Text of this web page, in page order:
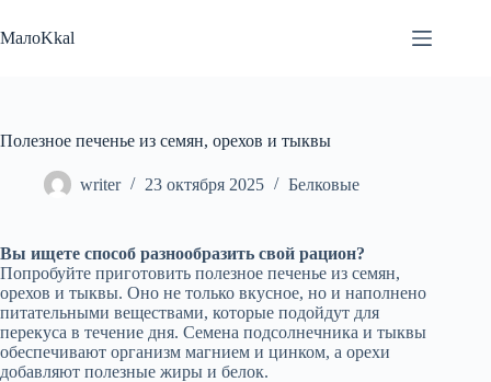
к
сути
МалоKkal
Полезное печенье из семян, орехов и тыквы
writer 23 октября 2025 Белковые
Вы ищете способ разнообразить свой рацион?
Попробуйте приготовить полезное печенье из семян,
орехов и тыквы. Оно не только вкусное, но и наполнено
питательными веществами, которые подойдут для
перекуса в течение дня. Семена подсолнечника и тыквы
обеспечивают организм магнием и цинком, а орехи
добавляют полезные жиры и белок.